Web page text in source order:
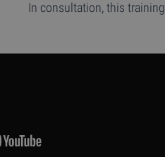
In consultation, this